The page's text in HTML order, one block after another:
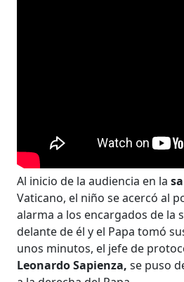
Al inicio de la audiencia en la
Vaticano, el niño se acercó al
alarma a los encargados de la
delante de él y el Papa tomó
unos minutos, el jefe de
Leonardo Sapienza, se puso